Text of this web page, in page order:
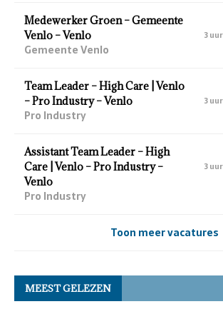
Medewerker Groen – Gemeente
Venlo – Venlo
Gemeente Venlo
3
Team Leader – High Care | Venlo
– Pro Industry – Venlo
Pro Industry
3
Assistant Team Leader – High
Care | Venlo – Pro Industry –
Venlo
Pro Industry
3
Toon meer vacatures
MEEST GELEZEN